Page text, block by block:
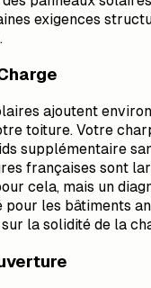
exigences
ajoutent
toiture. Votre
supplémentaire
françaises sont
cela, mais un
pour les bâtiments
la solidité de la